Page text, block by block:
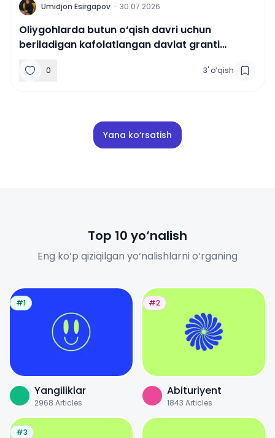
U Umidjon Esirgapov · 30.07.2026
Oliygohlarda butun o‘qish davri uchun
beriladigan kafolatlangan davlat granti
0 3' o‘qish
Yana ko‘rsatish
Top 10 yo‘nalish
Eng ko‘p qiziqilgan yo‘nalishlarni o‘rganing
#1
Yangiliklar
2968 Articles
#2
Abituriyent
1843 Articles
#3